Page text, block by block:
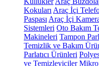
Kokuları Araç İçi
Paspası Araç İçi
Sistemleri Oto Bakım
Makineleri Tampon
Temizlik ve Bakım
Parlatıcı Ürünleri
ve Temizleyiciler